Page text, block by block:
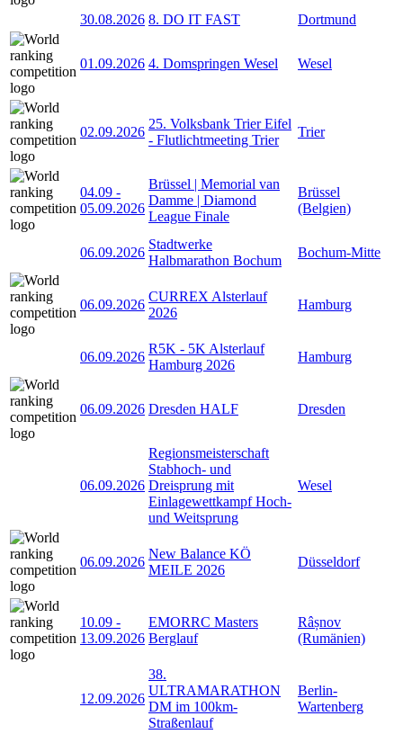
30.08.2026 8. DO IT FAST Dortmund
01.09.2026 4. Domspringen Wesel Wesel
02.09.2026
25. Volksbank Trier Eifel
- Flutlichtmeeting Trier
Trier
04.09 -
05.09.2026
Brüssel | Memorial van
Damme | Diamond
League Finale
Brüssel
(Belgien)
06.09.2026
Stadtwerke
Halbmarathon Bochum
Bochum-Mitte
06.09.2026
CURREX Alsterlauf
2026
Hamburg
06.09.2026
R5K - 5K Alsterlauf
Hamburg 2026
Hamburg
06.09.2026 Dresden HALF Dresden
06.09.2026
Regionsmeisterschaft
Stabhoch- und
Dreisprung mit
Einlagewettkampf Hoch-
und Weitsprung
Wesel
06.09.2026
New Balance KÖ
MEILE 2026
Düsseldorf
10.09 -
13.09.2026
EMORRC Masters
Berglauf
Râșnov
(Rumänien)
12.09.2026
38.
ULTRAMARATHON
DM im 100km-
Straßenlauf
Berlin-
Wartenberg